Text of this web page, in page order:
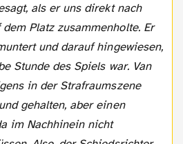
als er uns direkt nach
Platz zusammenholte. Er
und darauf hingewiesen,
Stunde des Spiels war. Van
in der Strafraumszene
gehalten, aber einen
im Nachhinein nicht